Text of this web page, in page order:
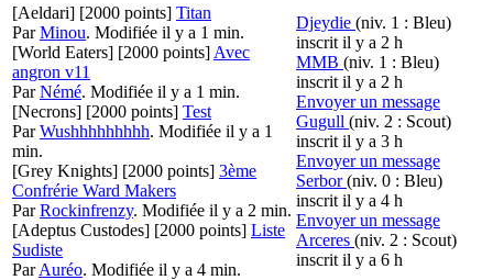
[Aeldari] [2000 points] Titan
ParMinou. Modifiée il y a 1 min.
[World Eaters] [2000 points] Avec
angron v11
ParNémé. Modifiée il y a 1 min.
[Necrons] [2000 points] Test
ParWushhhhhhhhh. Modifiée il y a 1
min.
[Grey Knights] [2000 points] 3ème
Confrérie Ward Makers
ParRockinfrenzy. Modifiée il y a 2 min.
[Adeptus Custodes] [2000 points] Liste
Sudiste
ParAuréo. Modifiée il y a 4 min.
Djeydie (niv. 1 : Bleu)
inscrit il y a 2 h
MMB (niv. 1 : Bleu)
inscrit il y a 2 h
Envoyer un message
Gugull (niv. 2 : Scout)
inscrit il y a 3 h
Envoyer un message
Serbor(niv. 0 : Bleu)
inscrit il y a 4 h
Envoyer un message
Arceres (niv. 2 : Scout)
inscrit il y a 6 h